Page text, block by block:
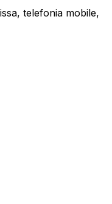
telefonia mobile,